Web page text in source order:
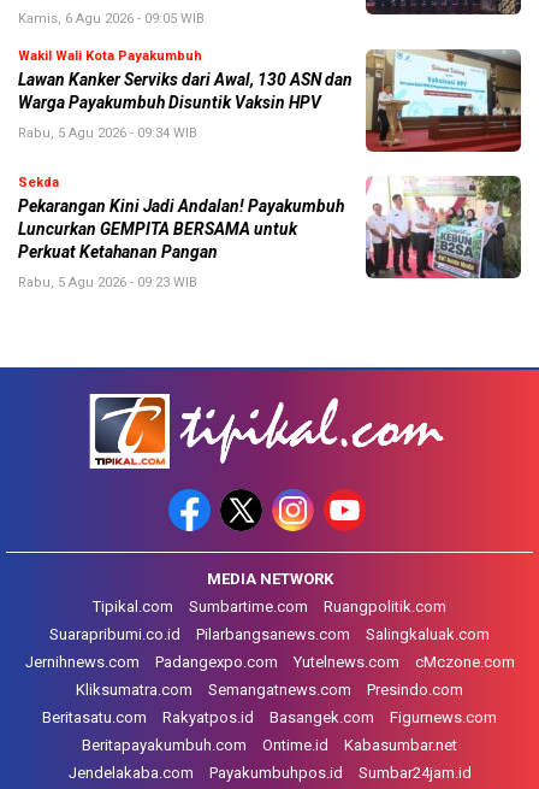
Kamis, 6 Agu 2026 - 09:05 WIB
Wakil Wali Kota Payakumbuh
Lawan Kanker Serviks dari Awal, 130 ASN dan
Warga Payakumbuh Disuntik Vaksin HPV
Rabu, 5 Agu 2026 - 09:34 WIB
Sekda
Pekarangan Kini Jadi Andalan! Payakumbuh
Luncurkan GEMPITA BERSAMA untuk
Perkuat Ketahanan Pangan
Rabu, 5 Agu 2026 - 09:23 WIB
MEDIA NETWORK
Tipikal.com
Sumbartime.com
Ruangpolitik.com
Suarapribumi.co.id
Pilarbangsanews.com
Salingkaluak.com
Jernihnews.com
Padangexpo.com Yutelnews.com
cMczone.com
Kliksumatra.com
Semangatnews.com
Presindo.com
Beritasatu.com
Rakyatpos.id Basangek.com
Figurnews.com
Beritapayakumbuh.com
Ontime.id
Kabasumbar.net
Jendelakaba.com
Payakumbuhpos.id
Sumbar24jam.id